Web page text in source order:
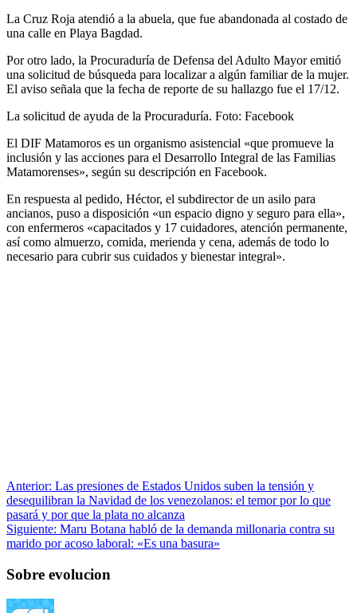
La Cruz Roja atendió a la abuela, que fue abandonada al costado de
una calle en Playa Bagdad.
Por otro lado, la Procuraduría de Defensa del Adulto Mayor emitió
una solicitud de búsqueda para localizar a algún familiar de la mujer.
El aviso señala que la fecha de reporte de su hallazgo fue el 17/12.
La solicitud de ayuda de la Procuraduría. Foto: Facebook
El DIF Matamoros es un organismo asistencial «que promueve la
inclusión y las acciones para el Desarrollo Integral de las Familias
Matamorenses», según su descripción en Facebook.
En respuesta al pedido, Héctor, el subdirector de un asilo para
ancianos, puso a disposición «un espacio digno y seguro para ella»,
con enfermeros «capacitados y 17 cuidadores, atención permanente,
así como almuerzo, comida, merienda y cena, además de todo lo
necesario para cubrir sus cuidados y bienestar integral».
Anterior: Las presiones de Estados Unidos suben la tensión y
desequilibran la Navidad de los venezolanos: el temor por lo que
pasará y por que la plata no alcanza
Siguiente: Maru Botana habló de la demanda millonaria contra su
marido por acoso laboral: «Es una basura»
Sobre evolucion